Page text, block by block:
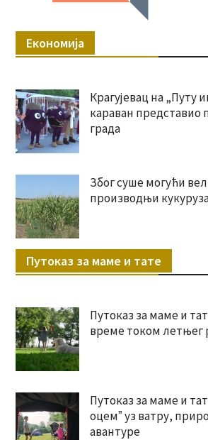
Економија
Крагујевац на „Путу
караван представио
града
Због суше могући
производњи
Путоказ за маме и тате
Путоказ за маме и
време током летњег
Путоказ за маме и
оцемˮ уз ватру,
авантуре